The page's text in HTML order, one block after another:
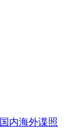
国内海外谍照